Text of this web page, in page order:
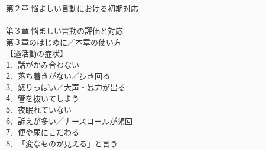
第２章 悩ましい言動における初期対応
第３章 悩ましい言動の評価と対応
第３章のはじめに／本章の使い方
【過活動の症状】
1．話がかみ合わない
2．落ち着きがない／歩き回る
3．怒りっぽい／大声・暴力が出る
4．管を抜いてしまう
5．夜眠れていない
6．訴えが多い／ナースコールが頻回
7．便や尿にこだわる
8．「変なものが見える」と言う